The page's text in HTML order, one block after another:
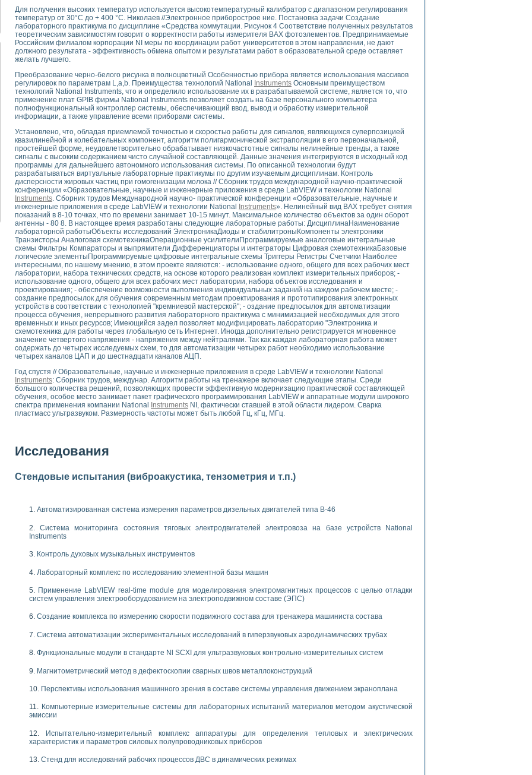
измерителя ВАХ фотоэлементов на базе виртуальных средств измерений
генератора сигналов - имитатора джиттера и измерителя параметров джиттера
исследование линейных антенн и антенных решеток в учебной лаборатории средствами LabVIEW
модуля с высоким разрешением для создания SPICE- модели импульсного сигнала
радиолокационного сигнала и его FFT анализ в программной среде Lab VIEW 7.1
уравнений состояния для исследования переходных процессов в среде LabVIEW
для устройства сбора данных NI USB-6009
стенда для измерения относительного остаточного электросопротивления (RRR) сверхпроводников
построения картины возбуждения комбинационных колебаний в пространстве Ван Дер Поля
показателей качества электрической энергии
управления источником питания PSP 2010 фирмы GW INSTEK
амперных характеристик солнечных модулей на базе USB-6008
нано-, фемто-, биотехнологии и мехатроника
по измерению временных характеристик реверсивных сред
комплекс на базе LabVIEW для исследования наноструктур
и оптимизации тепловой обработки биопродуктов с применением современных информационных технологий и программных средств
функциональных возможностей алгоритма полигармонической экстраполяции
экономичного виртуального полярографа на основе платы USB 6008 в среде LabVIEW
макрочастиц в упорядоченных плазменно-пылевых структурах
диагностики крови
дисперсных продуктов при обработке возмущениями давления
сверхпроводящим соленоидом с биквадрантным источником тока
экспериментальной физики на примере выдающихся экспериментов: самоорганизованная критичность
выпадения осадка в реальном времени
цвета модели CIE L*a*b с использованием LabVIEW
характеристик солнечных элементов и модулей
анализа в медицинской эндоскопии
программно - аппаратного комплекса NI - Motion
газовых пузырьков по данным эхолокационного зондирования с применением технологии виртуальных приборов
тиристорным электроприводом
INSTRUMENTS для автоматизации процесса очистки сточных вод в мембранном биореакторе
стенда для исследования плазменных процессов синтеза нанопорошков
диагностики плазмы
дифракционные датчики малых перемещений и колебаний
свойств сегнетоэлектриков методом тепловых шумов
механических свойств материалов в наношкале
металлообрабатывающих станков
процессов получения дисперсных продуктов на основе виртуальных приборов
обучающих информационных систем и тренажеров для персонала химических предприятий
путем моделирования технологических процессов пищевых производств с использованием языка программирования LabVIEW
и защиты ускорителя ЛУЭ-200
среды специальной барокамеры
с использованием среды графического программирования LabVIEW для моделирования типовых химико-технологических процессов
термотрансферной маркировки изделий
исследований на базе LabVIEW
для исследова¬ния электрофизических свойств аморфного гидрогенизированного карбида кремния (A-SIC:H)
переходных характеристик асинхронных двигателей при пуске
швов на базе технологий фирмы NATIONAL INSTRUMENTS
эффективности систем управления в интегрированных средах
стенда по измерению профиля зеркальной антенны и построению диаграммы направленности
комплексы для вузов, осуществляющих подготовку специалистов по пищевой инженерии
нелинейных резистивных цепей
в процесе изучения специальных дисциплин в технических колледжах
WORKBENCH-MULTISIM для электротехнической подготовки инженеров-неэлектриков
ИНС на основе LabVIEW
Для получения высоких температур используется высокотемпературный калибратор с диапазоном регулирования
температур от 30°С до + 400 °С. Николаев //Электронное приборострое ние. Постановка задачи Создание
лабораторного практикума по дисциплине «Средства коммутации. Рисунок 4 Соответствие полученных результатов
теоретическим зависимостям говорит о корректности работы измерителя ВАХ фотоэлементов. Предпринимаемые
Российским филиалом корпорации NI меры по координации работ университетов в этом направлении, не дают
должного результата - эффективность обмена опытом и результатами работ в образовательной среде оставляет
желать лучшего.
Преобразование черно-белого рисунка в полноцветный Особенностью прибора является использования массивов
регулировок по параметрам L,a,b. Преимущества технологий National Instruments Основным преимуществом
технологий National Instruments, что и определило использование их в разрабатываемой системе, является то, что
применение плат GPIB фирмы National Instruments позволяет создать на базе персонального компьютера
полнофункциональный контроллер системы, обеспечивающий ввод, вывод и обработку измерительной
информации, а также управление всеми приборами системы.
Установлено, что, обладая приемлемой точностью и скоростью работы для сигналов, являющихся суперпозицией
квазилинейной и колебательных компонент, алгоритм полигармонической экстраполяции в его первоначальной,
простейшей форме, неудовлетворительно обрабатывает низкочастотные сигналы нелинейные тренды, а также
сигналы с высоким содержанием чисто случайной составляющей. Данные значения интегрируются в исходный код
программы для дальнейшего автономного использования системы. По описанной технологии будут
разрабатываться виртуальные лабораторные практикумы по другим изучаемым дисциплинам. Контроль
дисперсности жировых частиц при гомогенизации молока // Сборник трудов международной научно-практической
конференции «Образовательные, научные и инженерные приложения в среде LabVIEW и технологии National
Instruments . Сборник трудов Международной научно- практической конференции «Образовательные, научные и
инженерные приложения в среде LabVIEW и технологии National Instruments». Нелинейный вид ВАХ требует снятия
показаний в 8-10 точках, что по времени занимает 10-15 минут. Максимальное количество объектов за один оборот
антенны - 80 8. В настоящее время разработаны следующие лабораторные работы: ДисциплинаНаименование
лабораторной работыОбъекты исследований ЭлектроникаДиоды и стабилитроныКомпоненты электроники
Транзисторы Аналоговая схемотехникаОперационные усилителиПрограммируемые аналоговые интегральные
схемы Фильтры Компараторы и выпрямители Дифференциаторы и интеграторы Цифровая схемотехникаБазовые
логические элементыПрограммируемые цифровые интегральные схемы Триггеры Регистры Счетчики Наиболее
интересными, по нашему мнению, в этом проекте являются: - использование одного, общего для всех рабочих мест
лаборатории, набора технических средств, на основе которого реализован комплект измерительных приборов; -
использование одного, общего для всех рабочих мест лаборатории, набора объектов исследования и
проектирования; - обеспечение возможности выполнения индивидуальных заданий на каждом рабочем месте; -
создание предпосылок для обучения современным методам проектирования и прототипирования электронных
устройств в соответствии с технологией "кремниевой мастерской"; - оздание предпосылок для автоматизации
процесса обучения, непрерывного развития лабораторного практикума с минимизацией необходимых для этого
временных и иных ресурсов; Имеющийся задел позволяет модифицировать лабораторию "Электроника и
схемотехника для работы через глобальную сеть Интернет. Иногда дополнительно регистрируется мгновенное
значение четвертого напряжения - напряжения между нейтралями. Так как каждая лабораторная работа может
содержать до четырех исследуемых схем, то для автоматизации четырех работ необходимо использование
четырех каналов ЦАП и до шестнадцати каналов АЦП.
Год спустя // Образовательные, научные и инженерные приложения в среде LabVIEW и технологии National
Instruments: Сборник трудов, междунар. Алгоритм работы на тренажере включает следующие этапы. Среди
большого количества решений, позволяющих провести эффективную модернизацию практической составляющей
обучения, особое место занимает пакет графического программирования LabVIEW и аппаратные модули широкого
спектра применения компании National Instruments NI, фактически ставшей в этой области лидером. Сварка
пластмасс ультразвуком. Размерность частоты может быть любой Гц, кГц, МГц.
Исследования
Стендовые испытания (виброакустика, тензометрия и т.п.)
Автоматизированная система измерения параметров дизельных двигателей типа В-46
Система мониторинга состояния тяговых электродвигателей электровоза на базе устройств National
Instruments
Контроль духовых музыкальных инструментов
Лабораторный комплекс по исследованию элементной базы машин
Применение LabVIEW real-time module для моделирования электромагнитных процессов с целью отладки
систем управления электрооборудованием на электроподвижном составе (ЭПС)
Создание комплекса по измерению скорости подвижного состава для тренажера машиниста состава
Система автоматизации экспериментальных исследований в гиперзвуковых аэродинамических трубах
Функциональные модули в стандарте Nl SCXI для ультразвуковых контрольно-измерительных систем
Магнитометрический метод в дефектоскопии сварных швов металлоконструкций
Перспективы использования машинного зрения в составе системы управления движением экраноплана
Компьютерные измерительные системы для лабораторных испытаний материалов методом акустической
эмиссии
Испытательно-измерительный комплекс аппаратуры для определения тепловых и электрических
характеристик и параметров силовых полупроводниковых приборов
Стенд для исследований рабочих процессов ДВС в динамических режимах